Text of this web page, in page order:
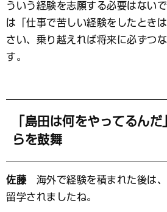
ういう経験を志願する必要はない
は「仕事で苦しい経験をしたとき
さい、乗り越えれば将来に必ずつ
す。
「島田は何をやってるん
らを鼓舞
佐藤海外で経験を積まれた後は、
留学されましたね。